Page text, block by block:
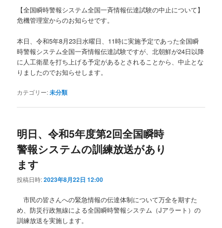
【全国瞬時警報システム全国一斉情報伝達試験の中止について】
危機管理室からのお知らせです。
本日、令和5年8月23日水曜日、11時に実施予定であった全国瞬
時警報システム全国一斉情報伝達試験ですが、北朝鮮が24日以降
に人工衛星を打ち上げる予定があるとされることから、中止とな
りましたのでお知らせします。
カテゴリー:未分類
明日、令和5年度第2回全国瞬時
警報システムの訓練放送があり
ます
投稿日時:2023年8月22日 12:00
市民の皆さんへの緊急情報の伝達体制について万全を期すた
め、防災行政無線による全国瞬時警報システム（Jアラート）の
訓練放送を実施します。